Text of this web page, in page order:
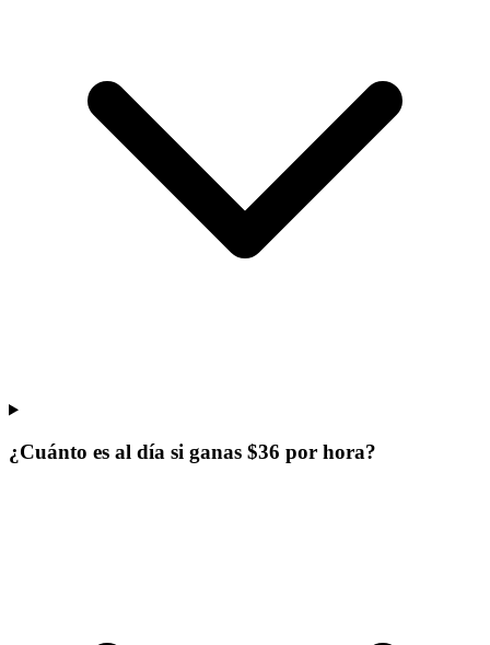
¿Cuánto es al día si ganas $36 por hora?